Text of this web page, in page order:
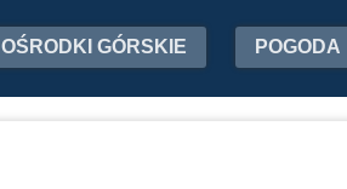
OŚRODKI GÓRSKIE POGODA